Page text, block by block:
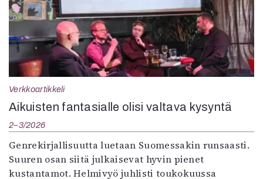
Verkkoartikkeli
Aikuisten fantasialle olisi valtava kysyntä
2–3/2026
Genrekirjallisuutta luetaan Suomessakin runsaasti.
Suuren osan siitä julkaisevat hyvin pienet
kustantamot. Helmivyö juhlisti toukokuussa